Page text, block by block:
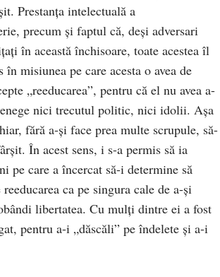
Prestanţa intelectuală a
precum şi faptul că, deşi adversari
în această închisoare, toate acestea îl
misiunea pe care acesta o avea de
„reeducarea”, pentru că el nu avea a-
nici trecutul politic, nici idolii. Aşa
fără a-şi face prea multe scrupule, să-
În acest sens, i s-a permis să ia
pe care a încercat să-i determine să
ca pe singura cale de a-şi
libertatea. Cu mulţi dintre ei a fost
pentru a-i „dăscăli” pe îndelete şi a-i